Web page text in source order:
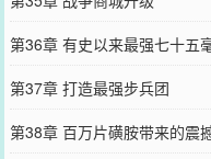
第36章 有史以来最强七十五
第37章 打造最强步兵团
第38章 百万片磺胺带来的震